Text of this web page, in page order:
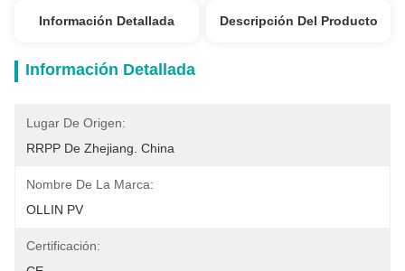
Información Detallada Descripción Del Producto
Información Detallada
Lugar De Origen:
RRPP De Zhejiang. China
Nombre De La Marca:
OLLIN PV
Certificación: